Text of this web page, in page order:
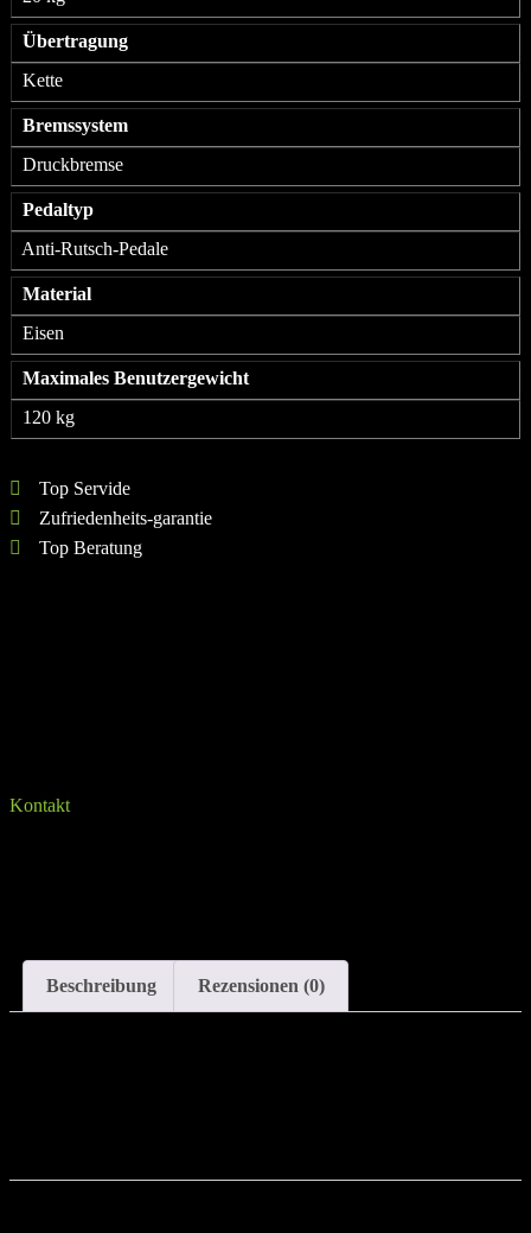
Übertragung
Kette
Bremssystem
Druckbremse
Pedaltyp
Anti-Rutsch-Pedale
Material
Eisen
Maximales Benutzergewicht
120 kg
Top Servide
Zufriedenheits-garantie
Top Beratung
Kontakt
Beschreibung Rezensionen (0)